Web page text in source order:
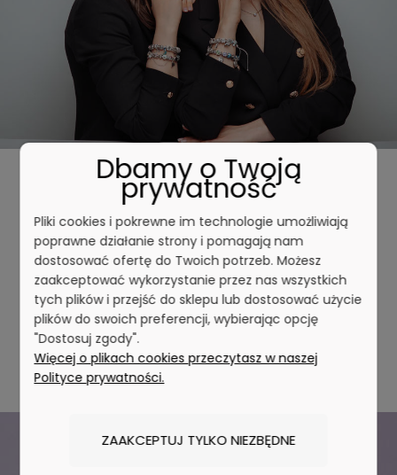
Biżuteria, która podkreśla Ciebie
Tworzymy biżuterię dla kobiet, które cenią
ponadczasowe piękno, staranne wykonanie i
wyraziste detale. Każdy model może stać się
subtelnym dopełnieniem codzienności lub
wyjątkowym akcentem na ważne okazje.
Odkryj kolekcję
Dbamy o Twoją
prywatność
Pliki cookies i pokrewne im technologie umożliwiają
poprawne działanie strony i pomagają nam
dostosować ofertę do Twoich potrzeb. Możesz
zaakceptować wykorzystanie przez nas wszystkich
tych plików i przejść do sklepu lub dostosować użycie
plików do swoich preferencji, wybierając opcję
"Dostosuj zgody".
Więcej o plikach cookies przeczytasz w naszej
Polityce prywatności.
ZAAKCEPTUJ TYLKO NIEZBĘDNE